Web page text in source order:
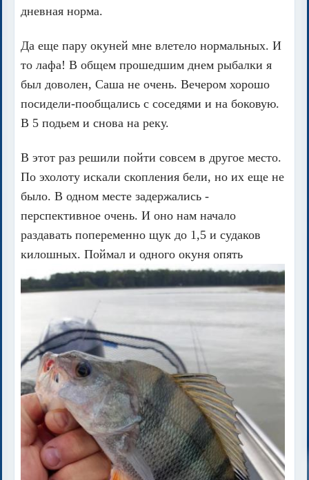
дневная норма.
Да еще пару окуней мне влетело нормальных. И
то лафа! В общем прошедшим днем рыбалки я
был доволен, Саша не очень. Вечером хорошо
посидели-пообщались с соседями и на боковую.
В 5 подьем и снова на реку.
В этот раз решили пойти совсем в другое место.
По эхолоту искали скопления бели, но их еще не
было. В одном месте задержались -
перспективное очень. И оно нам начало
раздавать попеременно щук до 1,5 и судаков
килошных. Поймал и одного окуня опять